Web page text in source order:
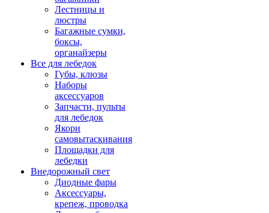
Лестницы и
люстры
Багажные сумки,
боксы,
органайзеры
Все для лебедок
Губы, клюзы
Наборы
аксессуаров
Запчасти, пульты
для лебедок
Якори
самовытаскивания
Площадки для
лебедки
Внедорожный свет
Диодные фары
Аксессуары,
крепеж, проводка